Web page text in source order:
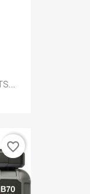
favorite_border